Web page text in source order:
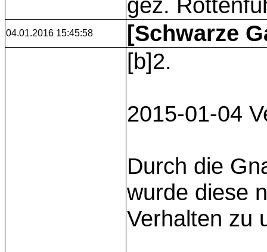
04.01.2016 15:45:58 [Schwarze
[b]2.
2015-01-04
Durch die
wurde diese
Verhalten zu